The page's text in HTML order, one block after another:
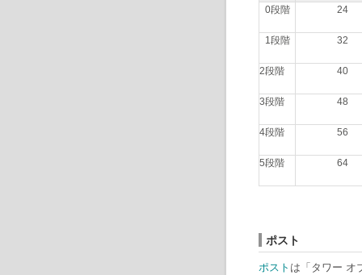
0段階 24
1段階 32
2段階 40
3段階 48
4段階 56
5段階 64
ポスト
ポスト は「タワー オ